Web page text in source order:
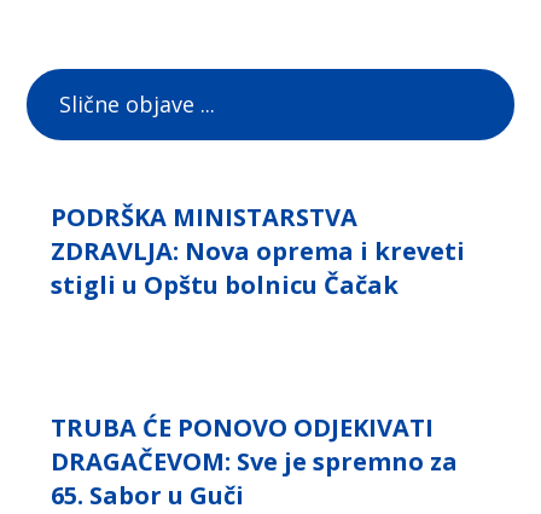
Slične objave ...
PODRŠKA MINISTARSTVA
ZDRAVLJA: Nova oprema i kreveti
stigli u Opštu bolnicu Čačak
TRUBA ĆE PONOVO ODJEKIVATI
DRAGAČEVOM: Sve je spremno za
65. Sabor u Guči